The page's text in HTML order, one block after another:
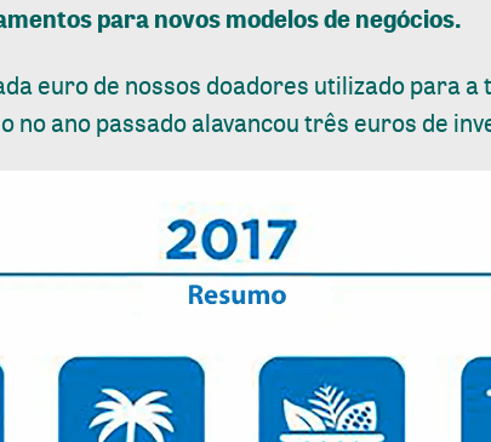
para novos modelos de negócios.
euro de nossos doadores utilizado para
no ano passado alavancou três euros de